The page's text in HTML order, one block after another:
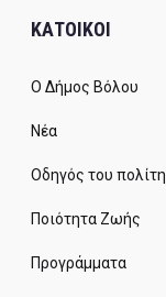
ΚΑΤΟΙΚΟΙ
Ο Δήμος Βόλου
Νέα
Οδηγός του πολίτη
Ποιότητα Ζωής
Προγράμματα